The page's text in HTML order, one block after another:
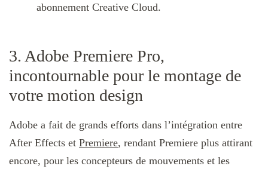
abonnement Creative Cloud.
3. Adobe Premiere Pro,
incontournable pour le montage de
votre motion design
Adobe a fait de grands efforts dans l’intégration entre
After Effects et Premiere, rendant Premiere plus attirant
encore, pour les concepteurs de mouvements et les